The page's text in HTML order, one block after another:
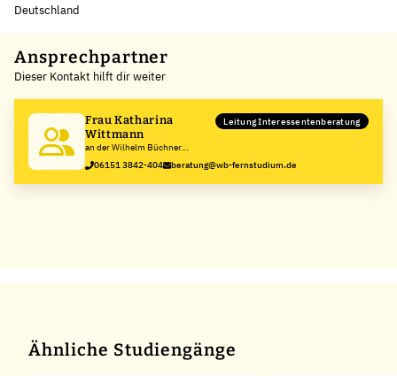
Deutschland
+
−
Ansprechpartner
Dieser Kontakt hilft dir weiter
Frau Katharina
Wittmann
an der Wilhelm Büchner
Hochschule
Leitung Interessentenberatung
06151 3842-404 beratung@wb-fernstudium.de
Ähnliche Studiengänge